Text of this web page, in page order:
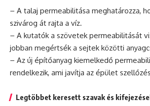
– A talaj permeabilitása meghatározza,
szivárog át rajta a víz.
– A kutatók a szövetek permeabilitását
jobban megértsék a sejtek közötti
– Az új építőanyag kiemelkedő
rendelkezik, ami javítja az épület
Legtöbbet keresett szavak és